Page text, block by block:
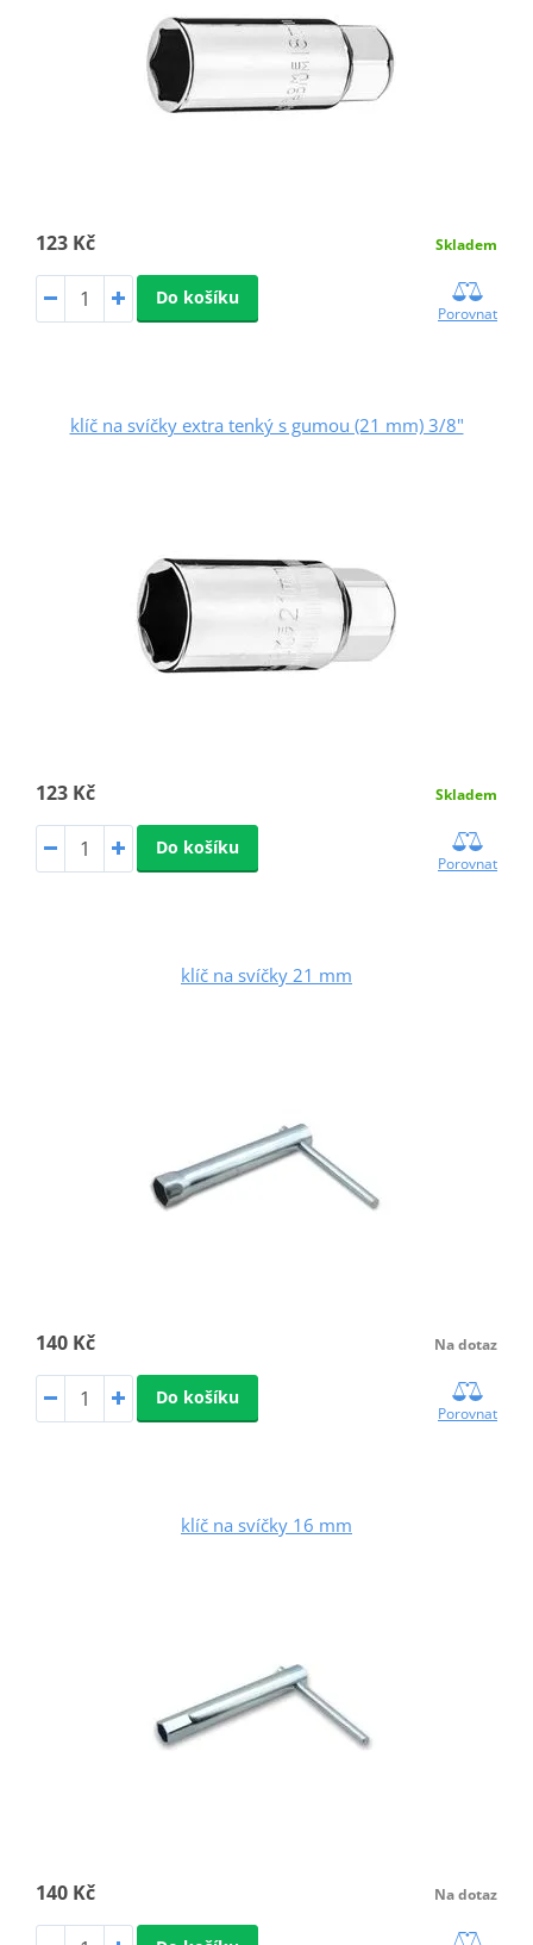
123 Kč Skladem
Do košíku
Porovnat
klíč na svíčky extra tenký s gumou (21 mm) 3/8"
123 Kč Skladem
Do košíku
Porovnat
klíč na svíčky 21 mm
140 Kč Na dotaz
Do košíku
Porovnat
klíč na svíčky 16 mm
140 Kč Na dotaz